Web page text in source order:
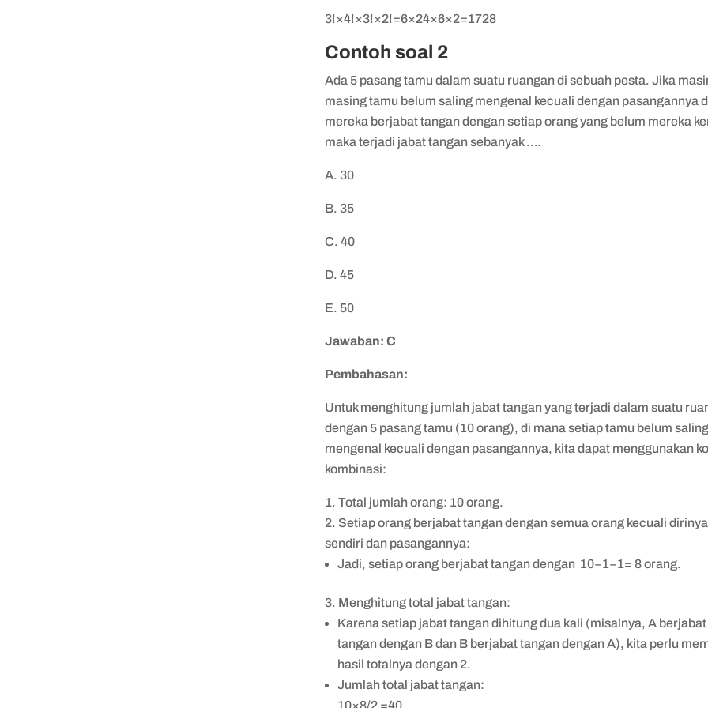
3!×4!×3!×2!=6×24×6×2=1728
Contoh soal 2
Ada 5 pasang tamu dalam suatu ruangan di sebuah pesta. Jika
masing tamu belum saling mengenal kecuali dengan pasangannya
mereka berjabat tangan dengan setiap orang yang belum mereka
maka terjadi jabat tangan sebanyak ….
A. 30
B. 35
C. 40
D. 45
E. 50
Jawaban: C
Pembahasan:
Untuk menghitung jumlah jabat tangan yang terjadi dalam suatu
dengan 5 pasang tamu (10 orang), di mana setiap tamu belum saling
mengenal kecuali dengan pasangannya, kita dapat menggunakan
kombinasi:
Total jumlah orang: 10 orang.
Setiap orang berjabat tangan dengan semua orang kecuali dirinya
sendiri dan pasangannya:
Jadi, setiap orang berjabat tangan dengan 10−1−1= 8 orang.
Menghitung total jabat tangan:
Karena setiap jabat tangan dihitung dua kali (misalnya, A berjabat
tangan dengan B dan B berjabat tangan dengan A), kita perlu
hasil totalnya dengan 2.
Jumlah total jabat tangan:
10×8/2 =40.